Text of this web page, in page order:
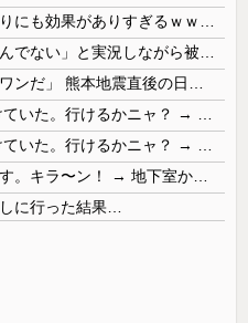
に行った結果…